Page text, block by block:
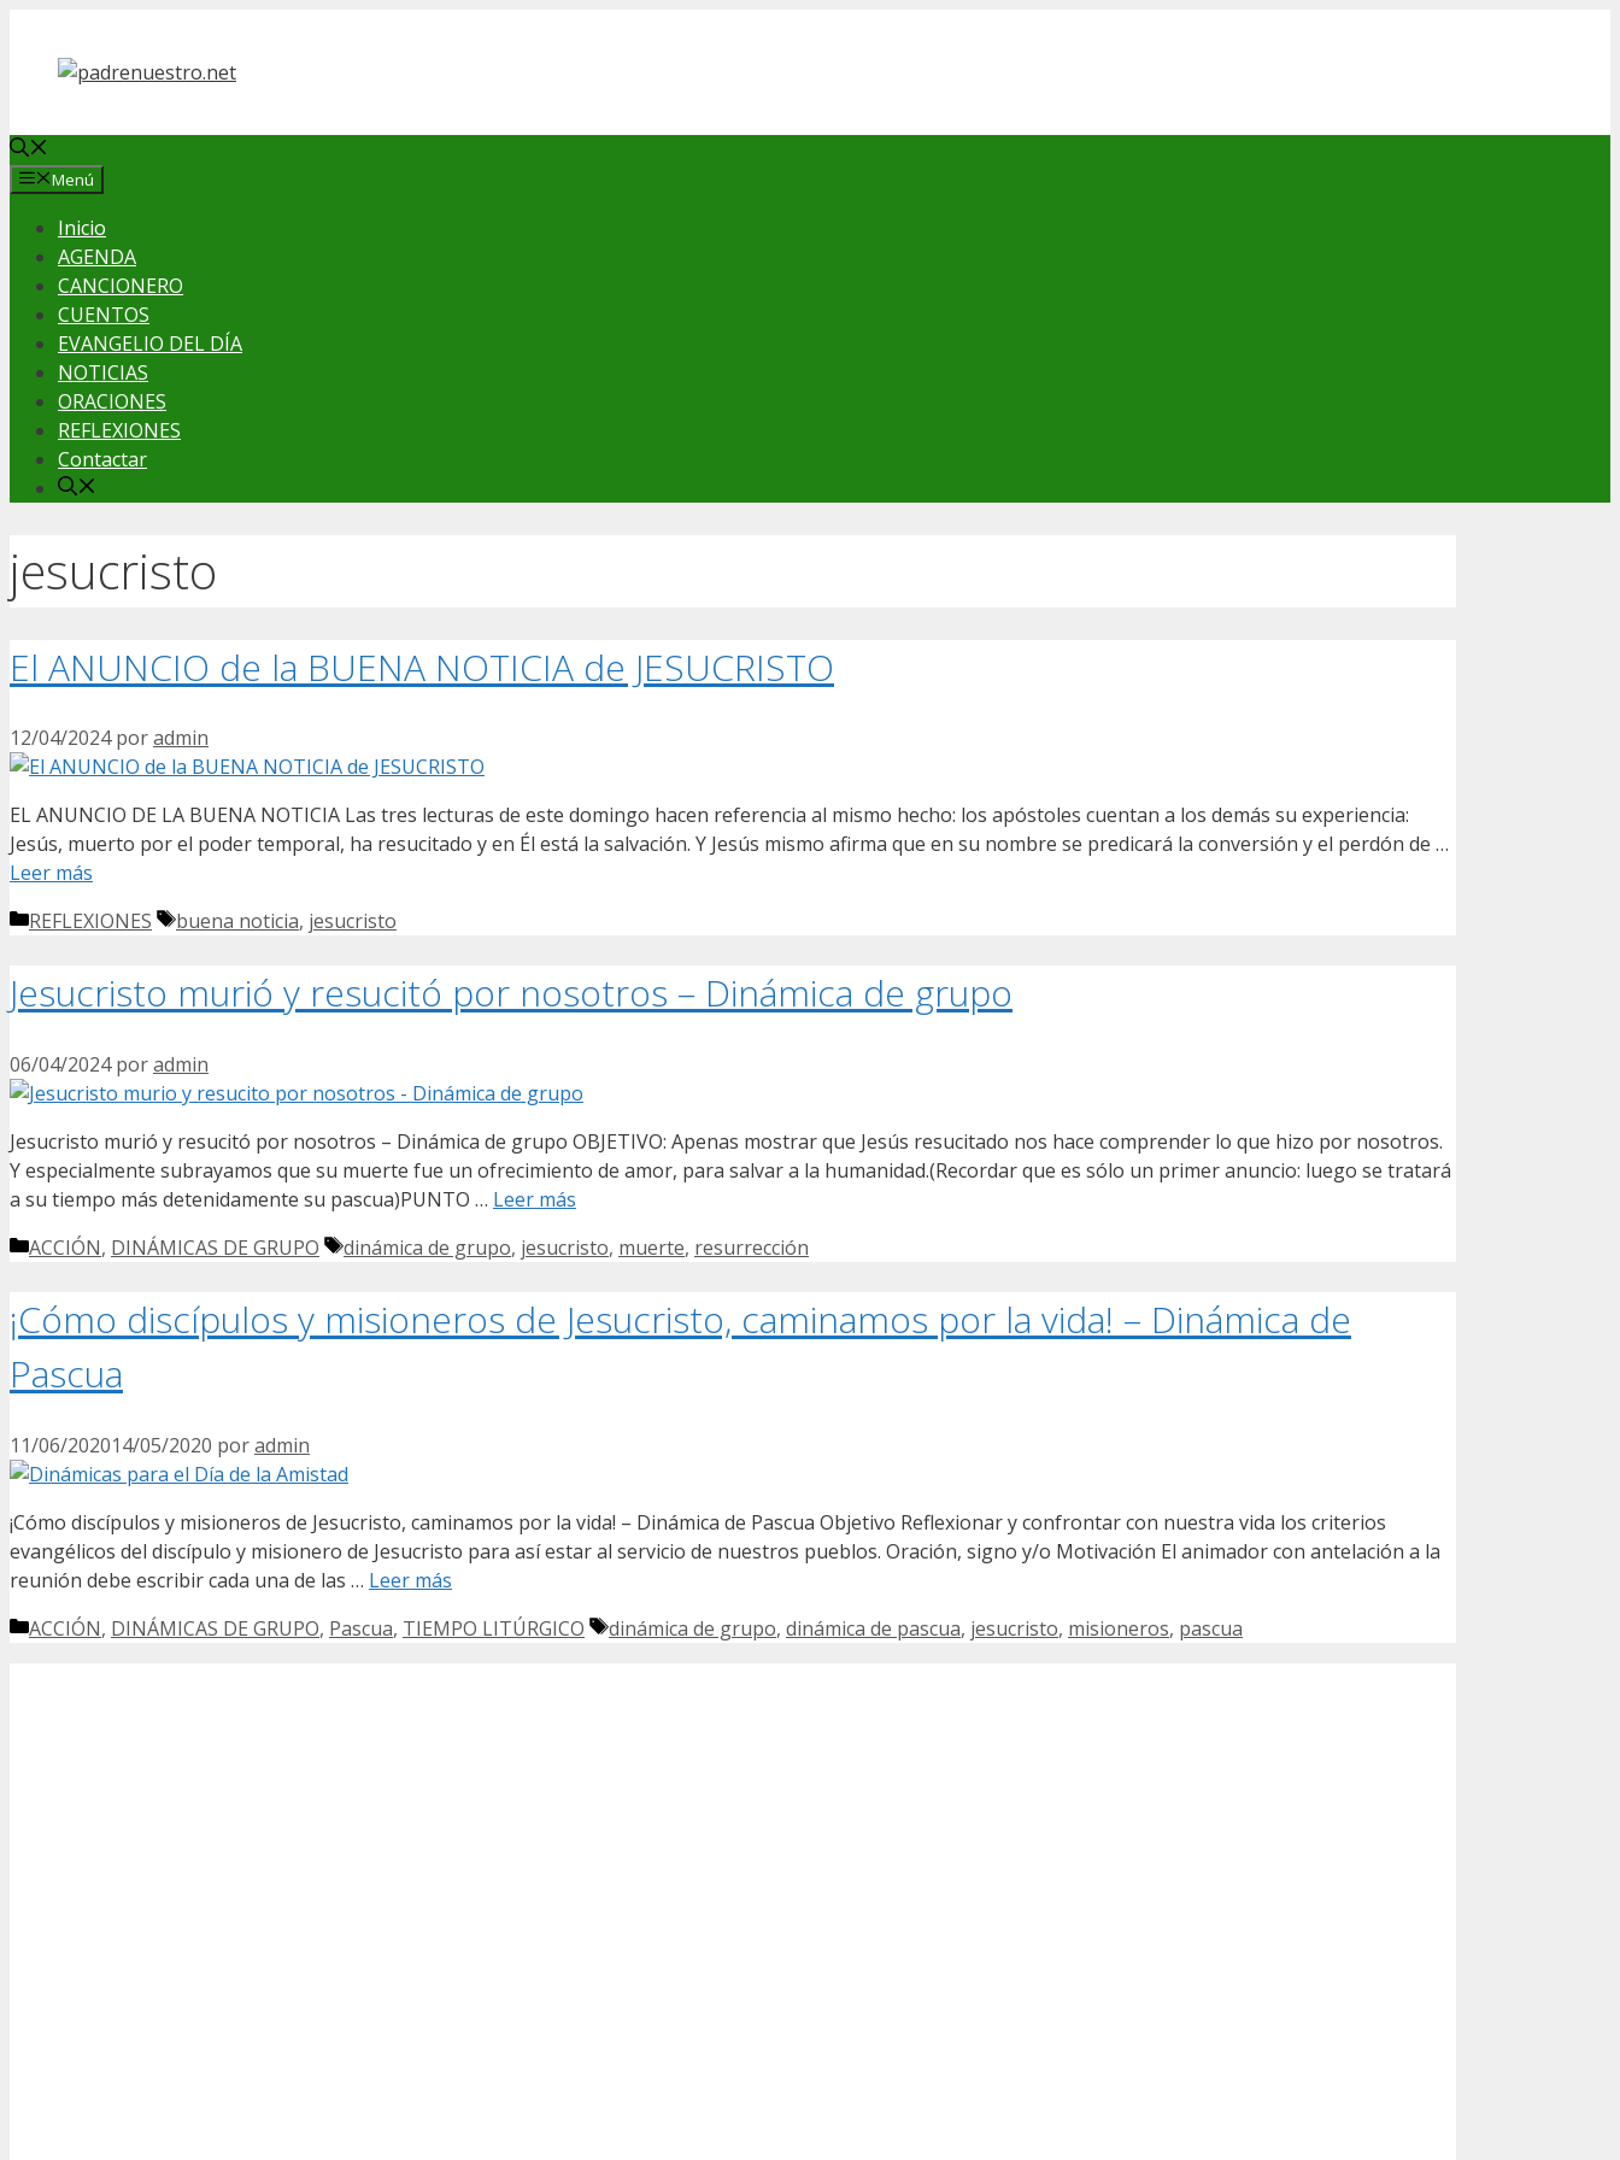
contenido
Menú
Inicio
AGENDA
CANCIONERO
CUENTOS
EVANGELIO DEL DÍA
NOTICIAS
ORACIONES
REFLEXIONES
Contactar
jesucristo
El ANUNCIO de la BUENA NOTICIA de JESUCRISTO
12/04/2024 poradmin
EL ANUNCIO DE LA BUENA NOTICIA Las tres lecturas de este domingo hacen referencia al mismo hecho: los apóstoles cuentan a los demás su experiencia:
Jesús, muerto por el poder temporal, ha resucitado y en Él está la salvación. Y Jesús mismo afirma que en su nombre se predicará la conversión y el perdón de …
Leer más
Categorías
REFLEXIONES Etiquetas
buena noticia, jesucristo
Jesucristo murió y resucitó por nosotros – Dinámica de grupo
06/04/2024 poradmin
Jesucristo murió y resucitó por nosotros – Dinámica de grupo OBJETIVO: Apenas mostrar que Jesús resucitado nos hace comprender lo que hizo por nosotros.
Y especialmente subrayamos que su muerte fue un ofrecimiento de amor, para salvar a la humanidad.(Recordar que es sólo un primer anuncio: luego se tratará
a su tiempo más detenidamente su pascua)PUNTO … Leer más
Categorías
ACCIÓN, DINÁMICAS DE GRUPO Etiquetas
dinámica de grupo, jesucristo, muerte, resurrección
¡Cómo discípulos y misioneros de Jesucristo, caminamos por la vida! – Dinámica de
Pascua
11/06/202014/05/2020 poradmin
¡Cómo discípulos y misioneros de Jesucristo, caminamos por la vida! – Dinámica de Pascua Objetivo Reflexionar y confrontar con nuestra vida los criterios
evangélicos del discípulo y misionero de Jesucristo para así estar al servicio de nuestros pueblos. Oración, signo y/o Motivación El animador con antelación a la
reunión debe escribir cada una de las … Leer más
Categorías
ACCIÓN, DINÁMICAS DE GRUPO, Pascua, TIEMPO LITÚRGICO Etiquetas
dinámica de grupo, dinámica de pascua, jesucristo, misioneros, pascua